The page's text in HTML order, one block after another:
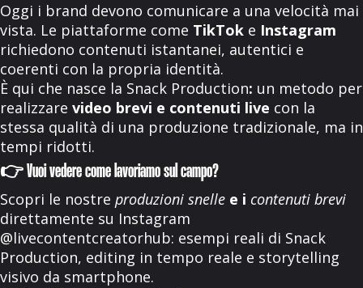
Oggi i brand devono comunicare a una velocità mai
vista. Le piattaforme come TikTok e Instagram
richiedono contenuti istantanei, autentici e
coerenti con la propria identità.
È qui che nasce la Snack Production: un metodo per
realizzare video brevi e contenuti live con la
stessa qualità di una produzione tradizionale, ma in
tempi ridotti.
👉 Vuoi vedere come lavoriamo sul campo?
Scopri le nostre produzioni snelle e i contenuti brevi
direttamente su Instagram
@livecontentcreatorhub: esempi reali di Snack
Production, editing in tempo reale e storytelling
visivo da smartphone.